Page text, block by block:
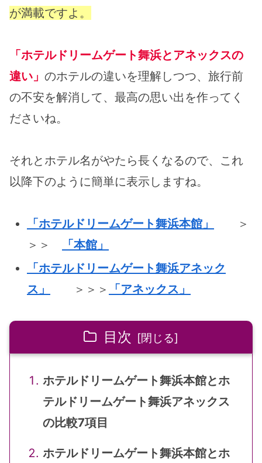
が満載ですよ。
「ホテルドリームゲート舞浜とアネックスの
違い」 のホテルの違いを理解しつつ、旅行前
の不安を解消して、最高の思い出を作ってく
ださいね。
それとホテル名がやたら長くなるので、これ
以降下のように簡単に表示しますね。
「ホテルドリームゲート舞浜本館」
＞
＞＞
「本館」
「ホテルドリームゲート舞浜アネック
ス」
＞＞＞ 「アネックス」
目次
ホテルドリームゲート舞浜本館とホ
テルドリームゲート舞浜アネックス
の比較7項目
ホテルドリームゲート舞浜本館とホ